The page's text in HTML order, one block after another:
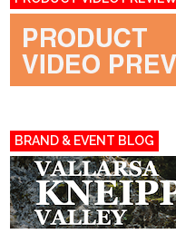
BRAND & EVENT BLOG